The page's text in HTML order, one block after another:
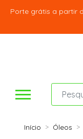
Porte grátis a partir
Início Óleos